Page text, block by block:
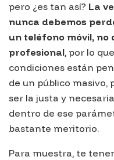
pero ¿es tan así? La
nunca debemos
un teléfono móvil,
profesional, por lo
condiciones están
de un público masivo,
ser la justa y
dentro de ese
bastante meritorio.
Para muestra, te